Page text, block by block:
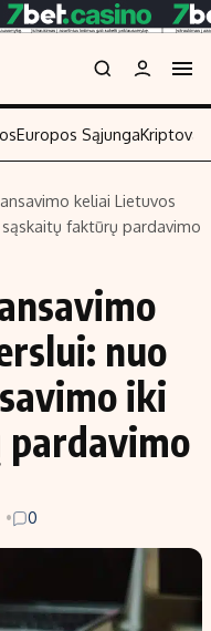
ūkis
išmokos skaičiuoklė
Europos Sąjunga
keliai Lietuvos
faktūrų pardavimo
nuo
iki
0